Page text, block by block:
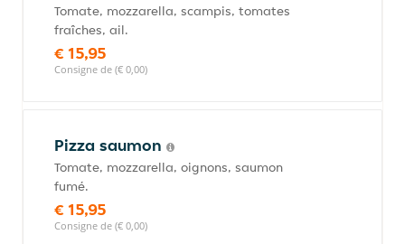
Tomate, mozzarella, scampis, tomates
fraîches, ail.
€ 15,95
Consigne de (€ 0,00)
Pizza saumon
Tomate, mozzarella, oignons, saumon
fumé.
€ 15,95
Consigne de (€ 0,00)